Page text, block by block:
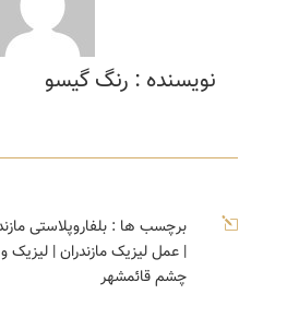
نویسنده : رنگ گیسو
l برچسب ها : بلفاروپلاستی
| عمل لیزیک مازندران| لیزیک و
چشم قائمشهر